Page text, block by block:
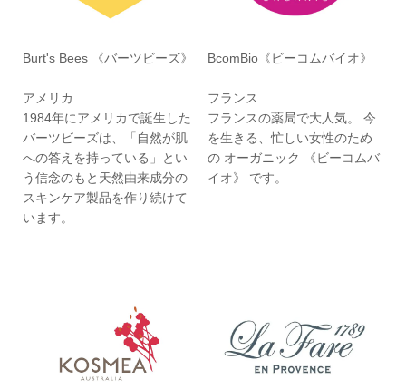
Burt's Bees 《バーツビーズ》
アメリカ
1984年にアメリカで誕生した
バーツビーズは、「自然が肌
への答えを持っている」とい
う信念のもと天然由来成分の
スキンケア製品を作り続けて
います。
BcomBio《ビーコムバイオ》
フランス
フランスの薬局で大人気。 今
を生きる、忙しい女性のため
の オーガニック 《ビーコムバ
イオ》 です。